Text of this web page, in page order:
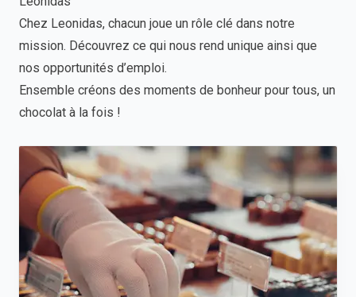
Chez Leonidas, chacun joue un rôle clé dans notre
mission. Découvrez ce qui nous rend unique ainsi que
nos opportunités d’emploi.
Ensemble créons des moments de bonheur pour tous, un
chocolat à la fois !